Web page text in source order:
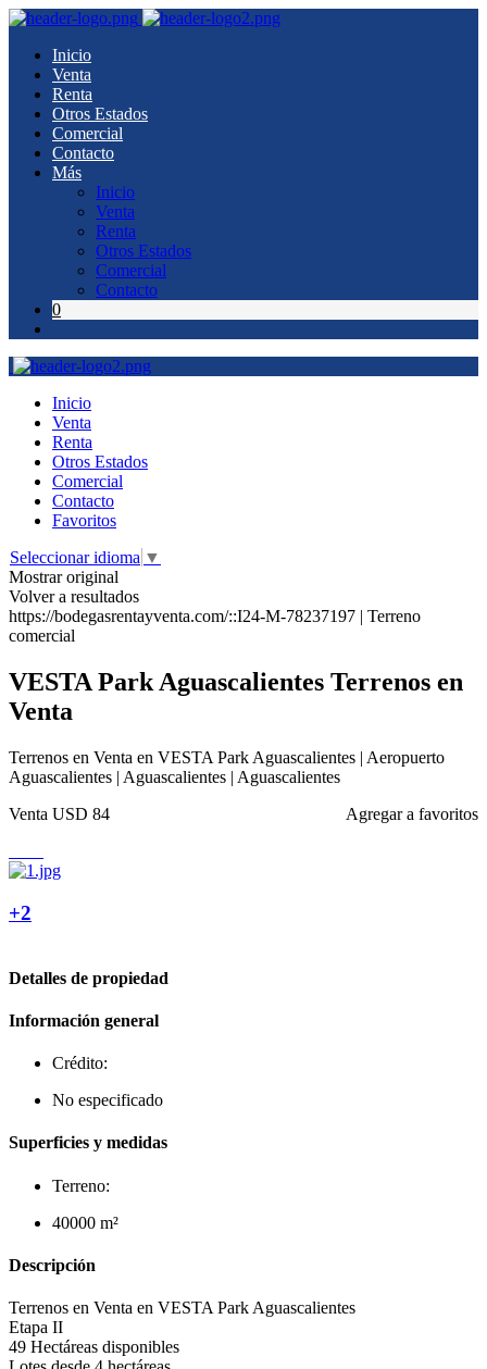
Inicio
Venta
Renta
Otros Estados
Comercial
Contacto
Más
Inicio
Venta
Renta
Otros Estados
Comercial
Contacto
0
Inicio
Venta
Renta
Otros Estados
Comercial
Contacto
Favoritos
Seleccionar idioma ▼
Mostrar original
Volver a resultados
https://bodegasrentayventa.com/::I24-M-78237197 | Terreno
comercial
VESTA Park Aguascalientes Terrenos en
Venta
Terrenos en Venta en VESTA Park Aguascalientes | Aeropuerto
Aguascalientes | Aguascalientes | Aguascalientes
Agregar a favoritos
Venta USD 84
+2
Detalles de propiedad
Información general
Crédito:
No especificado
Superficies y medidas
Terreno:
40000 m²
Descripción
Terrenos en Venta en VESTA Park Aguascalientes
Etapa II
49 Hectáreas disponibles